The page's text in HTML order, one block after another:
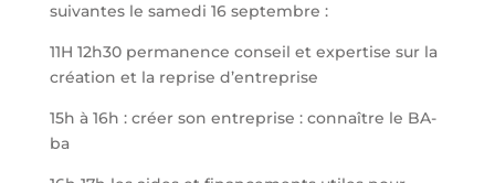
suivantes le samedi 16 septembre :
11H 12h30 permanence conseil et expertise sur la
création et la reprise d’entreprise
15h à 16h : créer son entreprise : connaître le BA-
ba